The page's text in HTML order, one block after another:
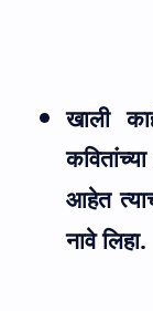
खाली
आहेत
नावे लिहा.